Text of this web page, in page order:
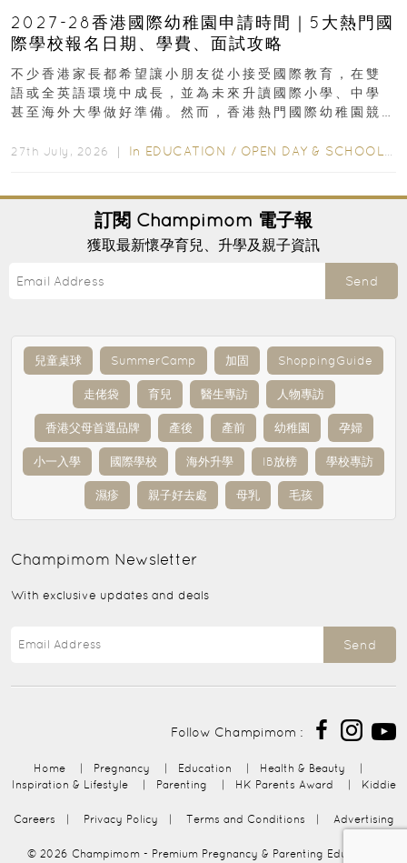
2027-28香港國際幼稚園申請時間｜5大熱門國
際學校報名日期、學費、面試攻略
不少香港家長都希望讓小朋友從小接受國際教育，在雙
語或全英語環境中成長，並為未來升讀國際小學、中學
甚至海外大學做好準備。然而，香港熱門國際幼稚園競
27th July, 2026 ｜ In EDUCATION / OPEN DAY & SCHOOL EVENTS
訂閱 Champimom 電子報
獲取最新懷孕育兒、升學及親子資訊
Send
兒童桌球 SummerCamp 加固 ShoppingGuide
走佬袋 育兒 醫生專訪 人物專訪
香港父母首選品牌 產後 產前 幼稚園 孕婦
小一入學 國際學校 海外升學 IB放榜 學校專訪
濕疹 親子好去處 母乳 毛孩
Champimom Newsletter
With exclusive updates and deals
Send
Follow Champimom :
Home | Pregnancy | Education | Health & Beauty
|
Inspiration & Lifestyle
| Parenting | HK Parents Award | Kiddie
Careers | Privacy Policy | Terms and Conditions | Advertising
© 2026 Champimom - Premium Pregnancy & Parenting Education